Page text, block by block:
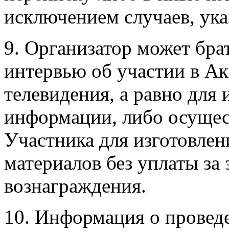
исключением случаев,
9. Организатор может
интервью об участии в
телевидения, а равно для
информации, либо
Участника для
материалов без уплаты за
вознаграждения.
10. Информация о